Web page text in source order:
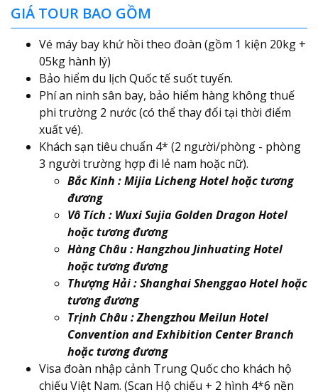
GIÁ TOUR BAO GỒM
Vé máy bay khứ hồi theo đoàn (gồm 1 kiện 20kg +
05kg hành lý)
Bảo hiểm du lịch Quốc tế suốt tuyến.
Phí an ninh sân bay, bảo hiểm hàng không thuế
phi trường 2 nước (có thể thay đổi tại thời điểm
xuất vé).
Khách sạn tiêu chuẩn 4* (2 người/phòng - phòng
3 người trường hợp đi lẻ nam hoặc nữ).
Bắc Kinh : Mijia Licheng Hotel hoặc tương
đương
Vô Tích : Wuxi Sujia Golden Dragon Hotel
hoặc tương đương
Hàng Châu : Hangzhou Jinhuating Hotel
hoặc tương đương
Thượng Hải : Shanghai Shenggao Hotel hoặc
tương đương
Trịnh Châu : Zhengzhou Meilun Hotel
Convention and Exhibition Center Branch
hoặc tương đương
Visa đoàn nhập cảnh Trung Quốc cho khách hộ
chiếu Việt Nam. (Scan Hộ chiếu + 2 hình 4*6 nền